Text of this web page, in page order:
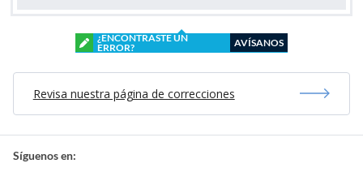
¿ENCONTRASTE UN
ERROR?
AVÍSANOS
Revisa nuestra página de correcciones
Síguenos en: